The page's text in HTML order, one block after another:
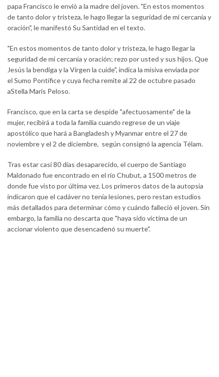
papa Francisco le envió a la madre del joven. "En estos momentos
de tanto dolor y tristeza, le hago llegar la seguridad de mi cercanía y
oración", le manifestó Su Santidad en el texto.
"En estos momentos de tanto dolor y tristeza, le hago llegar la
seguridad de mi cercanía y oración; rezo por usted y sus hijos. Que
Jesús la bendiga y la Virgen la cuide", indica la misiva enviada por
el Sumo Pontífice y cuya fecha remite al 22 de octubre pasado
aStella Maris Peloso.
Francisco, que en la carta se despide "afectuosamente" de la
mujer, recibirá a toda la familia cuando regrese de un viaje
apostólico que hará a Bangladesh y Myanmar entre el 27 de
noviembre y el 2 de diciembre, según consignó la agencia Télam.
Tras estar casi 80 días desaparecido, el cuerpo de Santiago
Maldonado fue encontrado en el río Chubut, a 1500 metros de
donde fue visto por última vez. Los primeros datos de la autopsia
indicaron que el cadáver no tenía lesiones, pero restan estudios
más detallados para determinar cómo y cuándo falleció el joven. Sin
embargo, la familia no descarta que "haya sido víctima de un
accionar violento que desencadenó su muerte".